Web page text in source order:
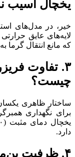
یخچال آسیب
خیر، در مدل‌های
که مانع انتقال گرما
۳. تفاوت
چیست؟
برای نگهداری
دارد.
۴. ظرفیت بن‌ماری در کشوها چقدر است؟